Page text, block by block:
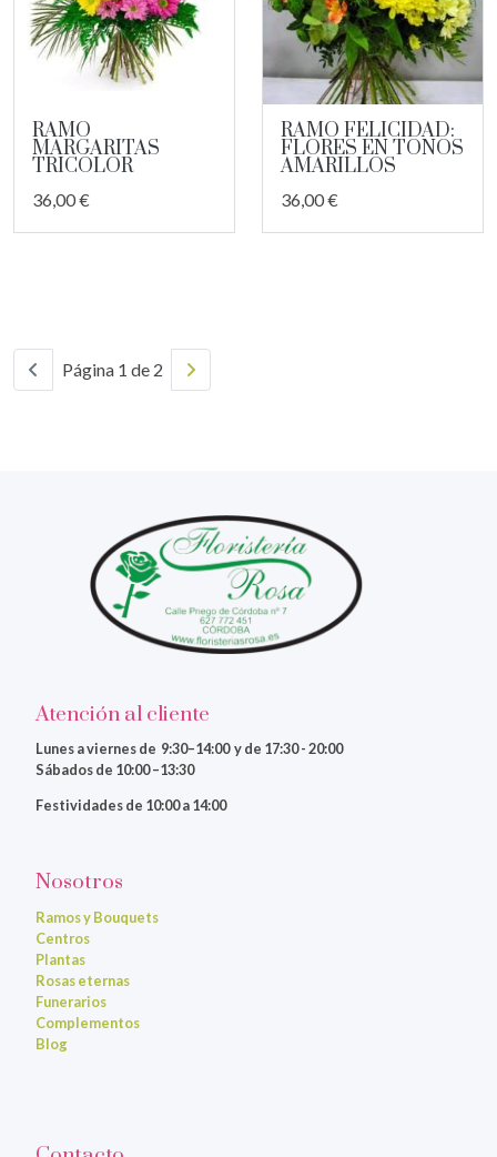
RAMO
MARGARITAS
TRICOLOR
36,00 €
RAMO FELICIDAD:
FLORES EN TONOS
AMARILLOS
36,00 €
Página 1 de 2
Atención al cliente
Lunes a viernesde 9:30–14:00 y de 17:30 - 20:00
Sábados de 10:00 –13:30
Festividades de 10:00 a 14:00
Nosotros
Ramos y Bouquets
Centros
Plantas
Rosas eternas
Funerarios
Complementos
Blog